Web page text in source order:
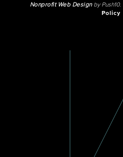
Nonprofit Web Designby Push10.
Policy